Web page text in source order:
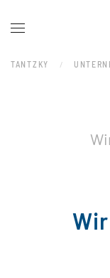
TANTZKY